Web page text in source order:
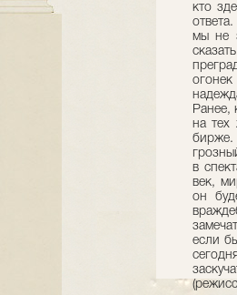
кто
мы не
Ранее,
на тех
бирже.
в
век,
он
если